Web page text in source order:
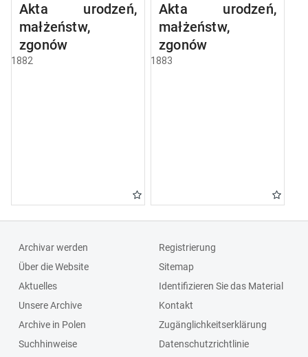
Akta urodzeń,
małżeństw,
zgonów
1882
Akta urodzeń,
małżeństw,
zgonów
1883
Archivar werden
Über die Website
Aktuelles
Unsere Archive
Archive in Polen
Suchhinweise
Registrierung
Sitemap
Identifizieren Sie das Material
Kontakt
Zugänglichkeitserklärung
Datenschutzrichtlinie